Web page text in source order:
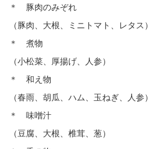
＊ 豚肉のみぞれ
（豚肉、大根、ミニトマト、レタス）
＊ 煮物
（小松菜、厚揚げ、人参）
＊ 和え物
（春雨、胡瓜、ハム、玉ねぎ、人参）
＊ 味噌汁
（豆腐、大根、椎茸、葱）